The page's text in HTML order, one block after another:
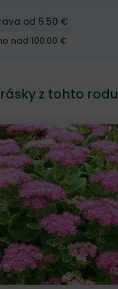
od 5.50 €
nad 100.00 €
z tohto rodu